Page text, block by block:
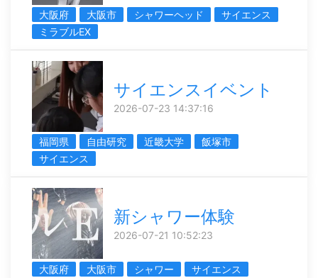
大阪府
大阪市 シャワーヘッド
サイエンス
ミラブルEX
サイエンスイベント
2026-07-23 14:37:16
福岡県 自由研究 近畿大学
飯塚市
サイエンス
新シャワー体験
2026-07-21 10:52:23
大阪府 大阪市 シャワー
サイエンス